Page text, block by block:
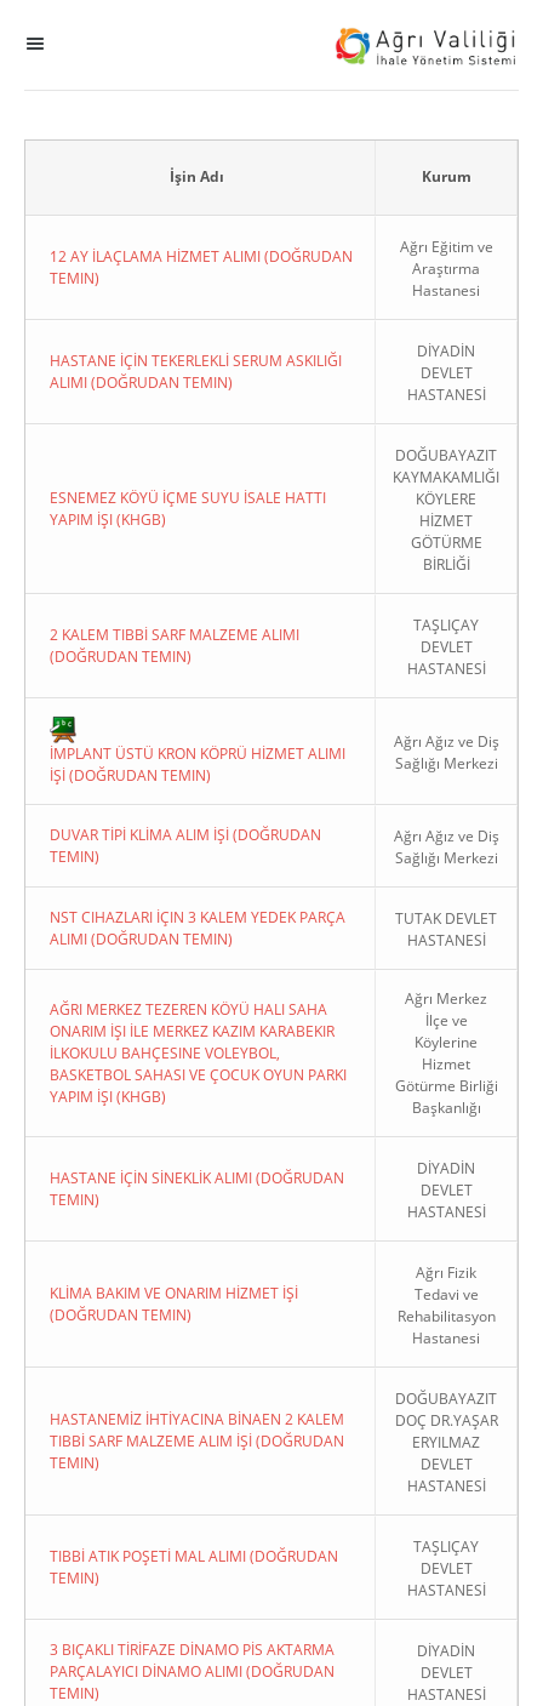
KHGB
İşin Adı Kurum
12 AY İLAÇLAMA HİZMET ALIMI (DOĞRUDAN
TEMIN)
Ağrı Eğitim ve
Araştırma
Hastanesi
HASTANE İÇİN TEKERLEKLİ SERUM ASKILIĞI
ALIMI (DOĞRUDAN TEMIN)
DİYADİN
DEVLET
HASTANESİ
ESNEMEZ KÖYÜ İÇME SUYU İSALE HATTI
YAPIM İŞI (KHGB)
DOĞUBAYAZIT
KAYMAKAMLIĞI
KÖYLERE
HİZMET
GÖTÜRME
BİRLİĞİ
2 KALEM TIBBİ SARF MALZEME ALIMI
(DOĞRUDAN TEMIN)
TAŞLIÇAY
DEVLET
HASTANESİ
İMPLANT ÜSTÜ KRON KÖPRÜ HİZMET ALIMI
İŞİ (DOĞRUDAN TEMIN)
Ağrı Ağız ve Diş
Sağlığı Merkezi
DUVAR TİPİ KLİMA ALIM İŞİ (DOĞRUDAN
TEMIN)
Ağrı Ağız ve Diş
Sağlığı Merkezi
NST CIHAZLARI İÇIN 3 KALEM YEDEK PARÇA
ALIMI (DOĞRUDAN TEMIN)
TUTAK DEVLET
HASTANESİ
AĞRI MERKEZ TEZEREN KÖYÜ HALI SAHA
ONARIM İŞI İLE MERKEZ KAZIM KARABEKIR
İLKOKULU BAHÇESINE VOLEYBOL,
BASKETBOL SAHASI VE ÇOCUK OYUN PARKI
YAPIM İŞI (KHGB)
Ağrı Merkez
İlçe ve
Köylerine
Hizmet
Götürme Birliği
Başkanlığı
HASTANE İÇİN SİNEKLİK ALIMI (DOĞRUDAN
TEMIN)
DİYADİN
DEVLET
HASTANESİ
KLİMA BAKIM VE ONARIM HİZMET İŞİ
(DOĞRUDAN TEMIN)
Ağrı Fizik
Tedavi ve
Rehabilitasyon
Hastanesi
HASTANEMİZ İHTİYACINA BİNAEN 2 KALEM
TIBBİ SARF MALZEME ALIM İŞİ (DOĞRUDAN
TEMIN)
DOĞUBAYAZIT
DOÇ DR.YAŞAR
ERYILMAZ
DEVLET
HASTANESİ
TIBBİ ATIK POŞETİ MAL ALIMI (DOĞRUDAN
TEMIN)
TAŞLIÇAY
DEVLET
HASTANESİ
3 BIÇAKLI TİRİFAZE DİNAMO PİS AKTARMA
PARÇALAYICI DİNAMO ALIMI (DOĞRUDAN
TEMIN)
DİYADİN
DEVLET
HASTANESİ